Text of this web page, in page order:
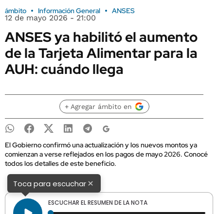
ámbito Información General ANSES
12 de mayo 2026 - 21:00
ANSES ya habilitó el aumento
de la Tarjeta Alimentar para la
AUH: cuándo llega
+ Agregar ámbito en
El Gobierno confirmó una actualización y los nuevos montos ya
comienzan a verse reflejados en los pagos de mayo 2026. Conocé
todos los detalles de este beneficio.
Toca para escuchar×
ESCUCHAR EL RESUMEN DE LA NOTA